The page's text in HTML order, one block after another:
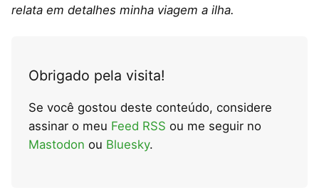
relata em detalhes minha viagem a ilha.
Obrigado pela visita!
Se você gostou deste conteúdo, considere
assinar o meu Feed RSS ou me seguir no
Mastodon ou Bluesky.